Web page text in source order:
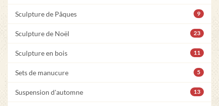
Sculpture de Pâques 9
Sculpture de Noël 23
Sculpture en bois 11
Sets de manucure 5
Suspension d'automne 13